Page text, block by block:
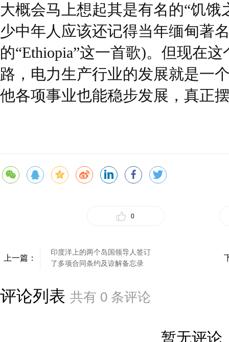
大概会马上想起其是有名的“饥饿
少中年人应该还记得当年缅甸著
的“Ethiopia”这一首歌)。但现在
路，电力生产行业的发展就是一
他各项事业也能稳步发展，真正
0
上一篇：
印度洋上的两个岛国领导人签订
了多项合同条约及谅解备忘录
评论列表 共有 0 条评论
暂无评论